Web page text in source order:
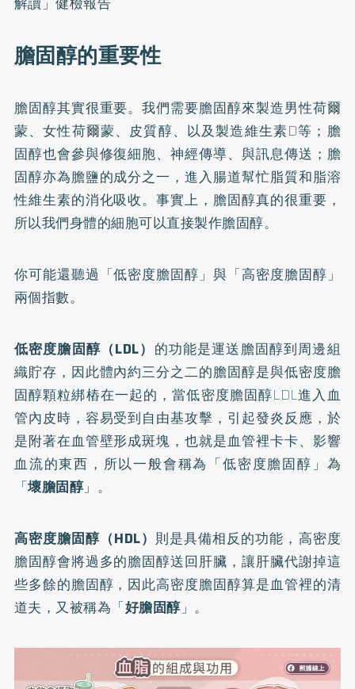
膽固醇的重要性
膽固醇其實很重要。我們需要膽固醇來製造男性荷爾
蒙、女性荷爾蒙、皮質醇、以及製造維生素D等；膽
固醇也會參與修復細胞、神經傳導、與訊息傳送；膽
固醇亦為膽鹽的成分之一，進入腸道幫忙脂質和脂溶
性維生素的消化吸收。事實上，膽固醇真的很重要，
所以我們身體的細胞可以直接製作膽固醇。
你可能還聽過「低密度膽固醇」與「高密度膽固醇」
兩個指數。
低密度膽固醇（LDL） 的功能是運送膽固醇到周邊組
織貯存，因此體內約三分之二的膽固醇是與低密度膽
固醇顆粒綁樁在一起的，當低密度膽固醇LDL進入血
管內皮時，容易受到自由基攻擊，引起發炎反應，於
是附著在血管壁形成斑塊，也就是血管裡卡卡、影響
血流的東西，所以一般會稱為「低密度膽固醇」為
「壞膽固醇」。
高密度膽固醇（HDL） 則是具備相反的功能，高密度
膽固醇會將過多的膽固醇送回肝臟，讓肝臟代謝掉這
些多餘的膽固醇，因此高密度膽固醇算是血管裡的清
道夫，又被稱為「好膽固醇」。